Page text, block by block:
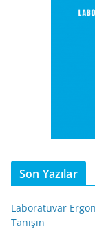
Son Yazılar
Laboratuvar
Tanışın